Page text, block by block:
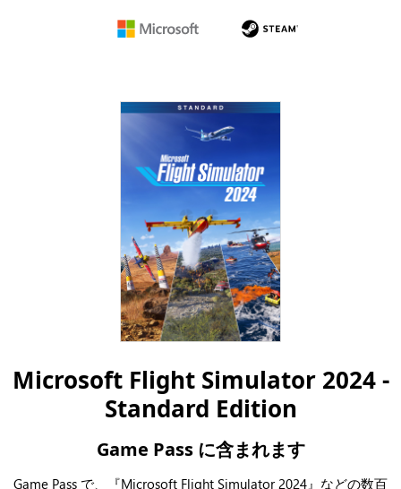
Microsoft Flight Simulator 2024 -
Standard Edition
Game Pass に含まれます
Game Pass で、『Microsoft Flight Simulator 2024』などの数百